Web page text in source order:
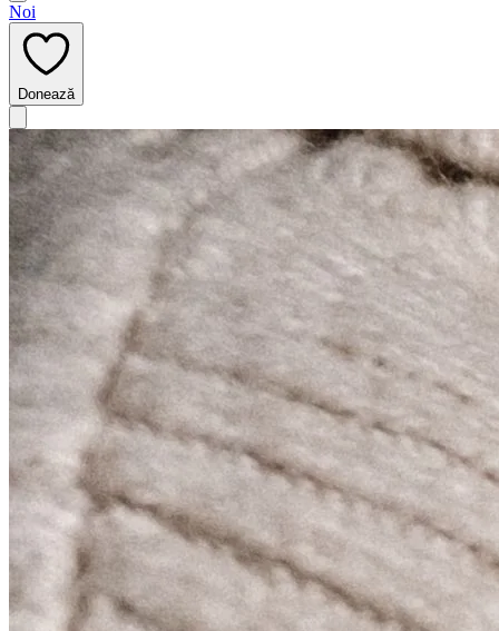
Noi
Donează